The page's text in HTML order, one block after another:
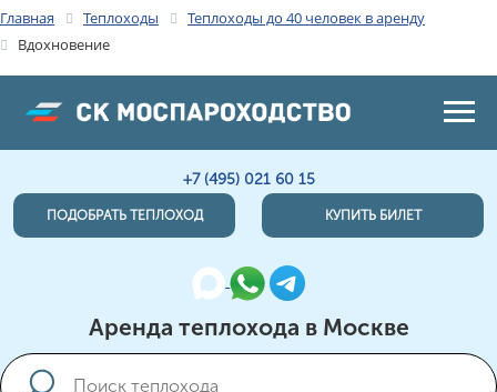
Главная Теплоходы
Теплоходы до 40 человек в аренду
Вдохновение
+7 (495) 021 60 15
ПОДОБРАТЬ ТЕПЛОХОД КУПИТЬ БИЛЕТ
Аренда теплохода в Москве